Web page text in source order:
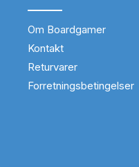
Om Boardgamer
Kontakt
Returvarer
Forretningsbetingelser